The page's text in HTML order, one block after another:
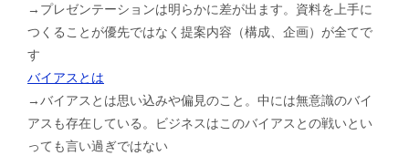
→プレゼンテーションは明らかに差が出ます。資料を上手に
つくることが優先ではなく提案内容（構成、企画）が全てで
す
バイアスとは
→バイアスとは思い込みや偏見のこと。中には無意識のバイ
アスも存在している。ビジネスはこのバイアスとの戦いとい
っても言い過ぎではない